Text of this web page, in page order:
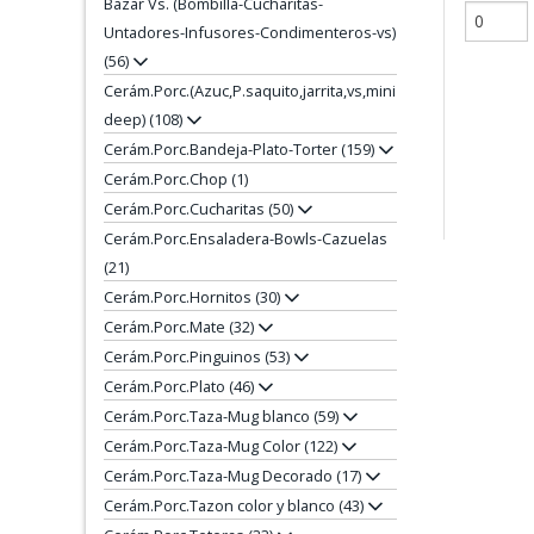
Untadores-Infusores-Condimenteros-vs)
(56)
Cerám.Porc.(Azuc,P.saquito,jarrita,vs,mini
deep) (108)
Cerám.Porc.Bandeja-Plato-Torter (159)
Cerám.Porc.Chop (1)
Cerám.Porc.Cucharitas (50)
Cerám.Porc.Ensaladera-Bowls-Cazuelas
(21)
Cerám.Porc.Hornitos (30)
Cerám.Porc.Mate (32)
Cerám.Porc.Pinguinos (53)
Cerám.Porc.Plato (46)
Cerám.Porc.Taza-Mug blanco (59)
Cerám.Porc.Taza-Mug Color (122)
Cerám.Porc.Taza-Mug Decorado (17)
Cerám.Porc.Tazon color y blanco (43)